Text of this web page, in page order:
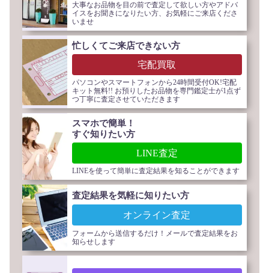
大事なお品物を目の前で査定して欲しい方やアドバ
イスをお聞きになりたい方、お気軽にご来店くださ
いませ
忙しくてご来店できない方
宅配買取
パソコンやスマートフォンから24時間受付OK!宅配
キット無料!! お預りしたお品物を専門鑑定士が1点ず
つ丁寧に査定させていただきます
スマホで簡単！
すぐ知りたい方
LINE査定
LINEを使って簡単に査定結果を知ることができます
査定結果を気軽に知りたい方
オンライン査定
フォームから送信するだけ！メールで査定結果をお
知らせします